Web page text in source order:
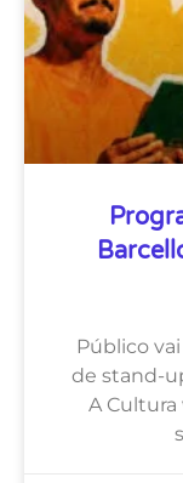
Público
de stand-
A